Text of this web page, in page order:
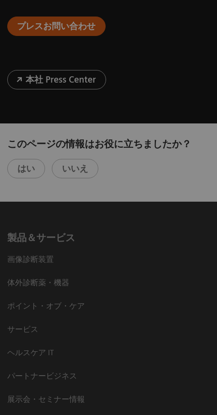
プレスお問い合わせ
本社 Press Center
このページの情報はお役に立ちましたか？
はい いいえ
製品＆サービス
画像診断装置
体外診断薬・機器
ポイント・オブ・ケア
サービス
ヘルスケア IT
パートナービジネス
展示会・セミナー情報